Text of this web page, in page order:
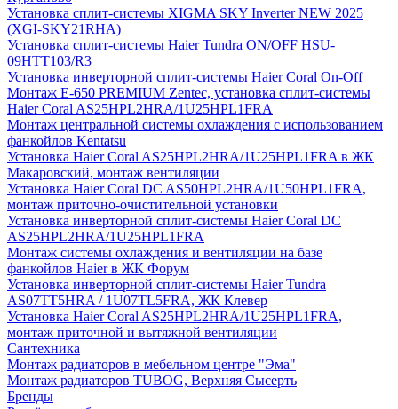
Установка сплит-системы XIGMA SKY Inverter NEW 2025
(XGI-SKY21RHA)
Установка сплит-системы Haier Tundra ON/OFF HSU-
09HTT103/R3
Установка инверторной сплит-системы Haier Coral On-Off
Монтаж E-650 PREMIUM Zentec, установка сплит-системы
Haier Coral AS25HPL2HRA/1U25HPL1FRA
Монтаж центральной системы охлаждения с использованием
фанкойлов Kentatsu
Установка Haier Coral AS25HPL2HRA/1U25HPL1FRA в ЖК
Макаровский, монтаж вентиляции
Установка Haier Coral DC AS50HPL2HRA/1U50HPL1FRA,
монтаж приточно-очистительной установки
Установка инверторной сплит-системы Haier Coral DC
AS25HPL2HRA/1U25HPL1FRA
Монтаж системы охлаждения и вентиляции на базе
фанкойлов Haier в ЖК Форум
Установка инверторной сплит-системы Haier Tundra
AS07TT5HRA / 1U07TL5FRA, ЖК Клевер
Установка Haier Coral AS25HPL2HRA/1U25HPL1FRA,
монтаж приточной и вытяжной вентиляции
Сантехника
Монтаж радиаторов в мебельном центре "Эма"
Монтаж радиаторов TUBOG, Верхняя Сысерть
Бренды